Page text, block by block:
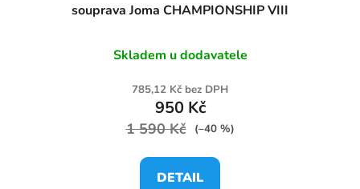
souprava Joma CHAMPIONSHIP VIII
Skladem u dodavatele
785,12 Kč bez DPH
950 Kč
1 590 Kč (–40 %)
DETAIL